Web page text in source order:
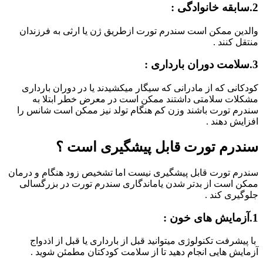
2.سابقه خانوادگی :
والدین ممکن است سندرم تورت ازطریق ژن یا ارثی به فرزندان
منتقل کنند .
3.سلامت دوران بارداری :
کودکانی که از مادرانی که سیگار میکشیدند یا در دوران بارداری
مشکلات سلامتی داشتند ممکن است در معرض خطر ابتلا به
سندرم تورت باشند وزن کم هنگام تولد نیز ممکن است شانس را
افزایش دهند .
سندرم تورت قابل پیشگیری است ؟
سندرم تورت قابل پیشگیری نیست اما تشخیص زود هنگام و درمان
ممکن است از بدتر شدن یاماندگاری سندرم تورت در بزرگسالی
جلوگیری کند .
1.آزمایش های خون :
با پیشرفت تکنولوژی میتوانید قبل از بارداری یا قبل از اذدواج
آزمایش هایی انجام دهید تا از سلامت کودکتان مطمئن شوید .